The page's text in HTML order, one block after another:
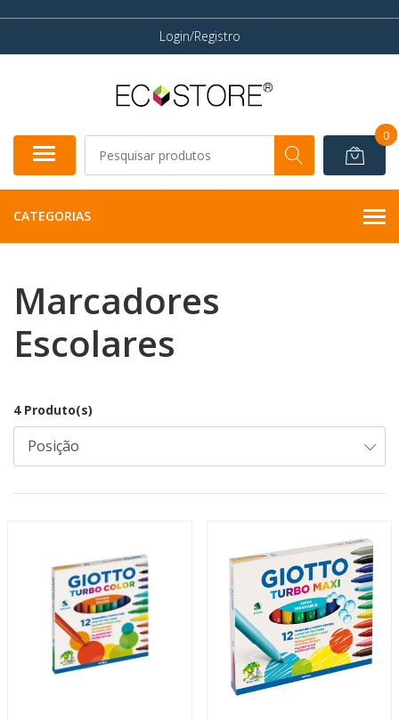
Login/Registro
0
CATEGORIAS
Marcadores
Escolares
4 Produto(s)